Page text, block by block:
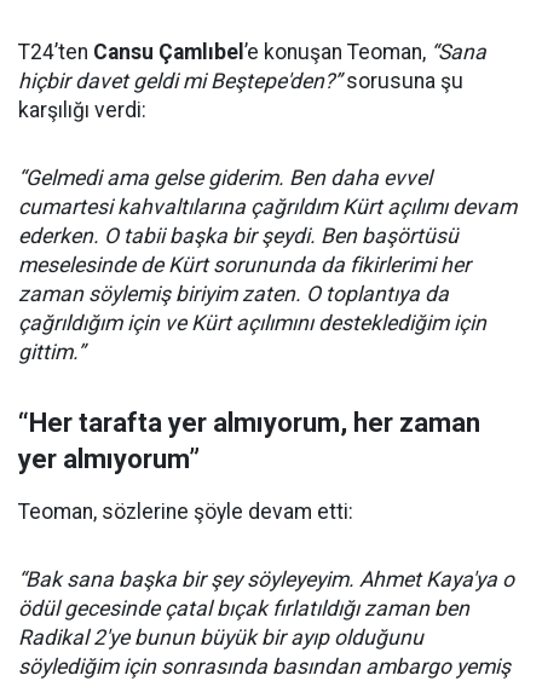
T24’ten Cansu Çamlıbel ’e konuşan Teoman, “Sana
hiçbir davet geldi mi Beştepe'den?”sorusuna şu
karşılığı verdi:
“Gelmedi ama gelse giderim. Ben daha evvel
cumartesi kahvaltılarına çağrıldım Kürt açılımı devam
ederken. O tabii başka bir şeydi. Ben başörtüsü
meselesinde de Kürt sorununda da fikirlerimi her
zaman söylemiş biriyim zaten. O toplantıya da
çağrıldığım için ve Kürt açılımını desteklediğim için
gittim.”
“Her tarafta yer almıyorum, her zaman
yer almıyorum”
Teoman, sözlerine şöyle devam etti:
“Bak sana başka bir şey söyleyeyim. Ahmet Kaya'ya o
ödül gecesinde çatal bıçak fırlatıldığı zaman ben
Radikal 2'ye bunun büyük bir ayıp olduğunu
söylediğim için sonrasında basından ambargo yemiş